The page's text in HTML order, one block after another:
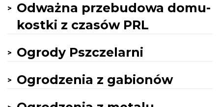
Odważna przebudowa domu-
kostki z czasów PRL
Ogrody Pszczelarni
Ogrodzenia z gabionów